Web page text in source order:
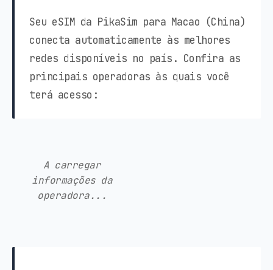
Seu eSIM da PikaSim para Macao (China)
conecta automaticamente às melhores
redes disponíveis no país. Confira as
principais operadoras às quais você
terá acesso:
A carregar
informações da
operadora...